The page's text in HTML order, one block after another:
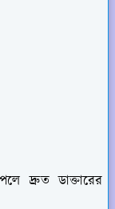
দ্রুত ডাক্তারের